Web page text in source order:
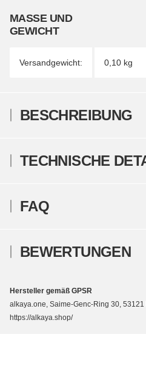
MASSE UND G
EWICHT
Versandgewicht: 0,10 kg
BESCHREIBUNG
TECHNISCHE
FAQ
BEWERTUNGEN
Hersteller gemäß GPSR
alkaya.one, Saime-Genc-Ring 30, 53121
https://alkaya.shop/